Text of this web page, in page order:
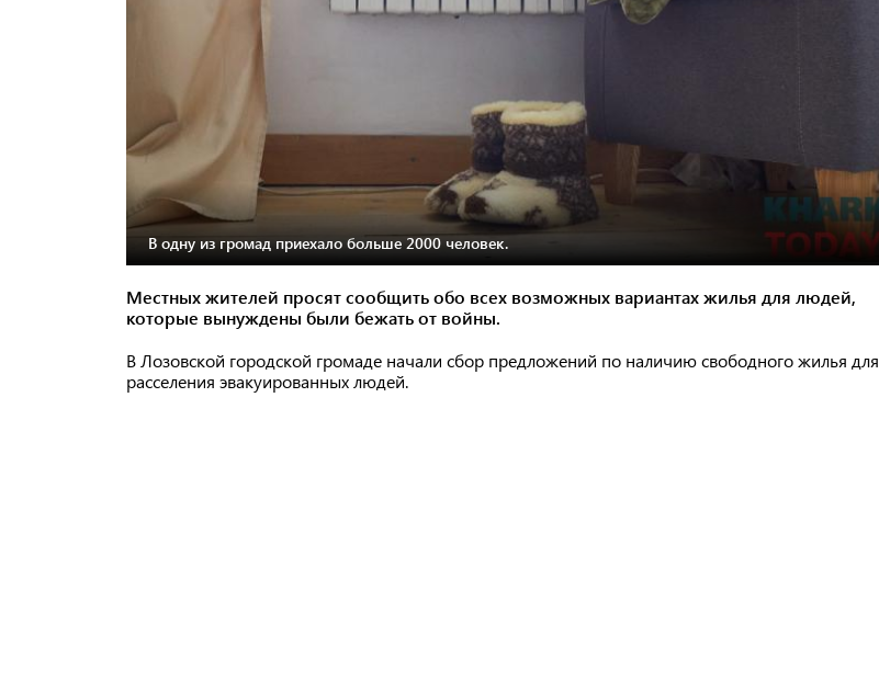
В одну из громад приехало больше 2000 человек.
Местных жителей просят сообщить обо всех возможных вариантах жилья для людей,
которые вынуждены были бежать от войны.
В Лозовской городской громаде начали сбор предложений по наличию свободного жилья для
расселения эвакуированных людей.